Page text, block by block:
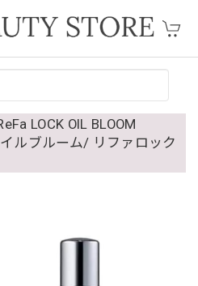
LOCK OIL BLOOM
ルブルーム/ リファロック